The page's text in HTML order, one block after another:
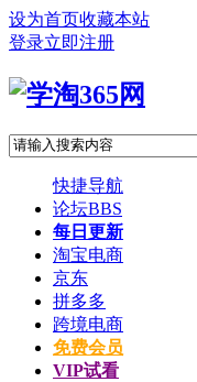
设为首页收藏本站
登录立即注册
快捷导航
论坛BBS
每日更新
淘宝电商
京东
拼多多
跨境电商
免费会员
VIP试看